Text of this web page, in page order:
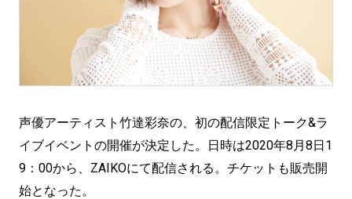
声優アーティスト竹達彩奈の、初の配信限定トーク&ラ
イブイベントの開催が決定した。日時は2020年8月8日1
9：00から、ZAIKOにて配信される。チケットも販売開
始となった。